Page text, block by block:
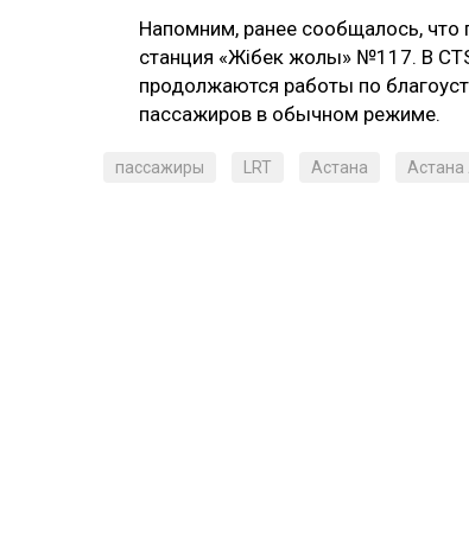
Напомним, ранее сообщалось, что
станция «Жібек жолы» №117. В
продолжаются работы по
пассажиров в обычном режиме.
пассажиры LRT Астана